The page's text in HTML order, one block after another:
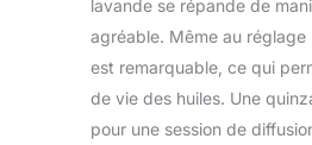
lavande se répande de
agréable. Même au
est remarquable, ce qui
de vie des huiles. Une
pour une session de